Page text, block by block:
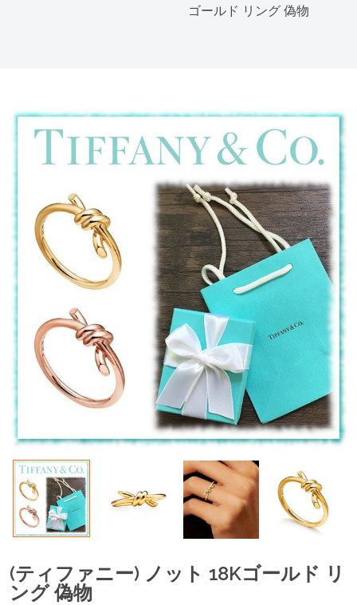
ゴールド リング 偽物
(ティファニー) ノット 18Kゴールド リ
ング 偽物